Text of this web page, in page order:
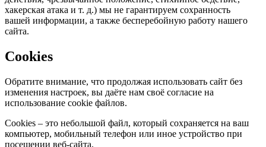
хакерская атака и т. д.) мы не гарантируем сохранность
вашей информации, а также бесперебойную работу нашего
сайта.
Cookies
Обратите внимание, что продолжая использовать сайт без
изменения настроек, вы даёте нам своё согласие на
использование cookie файлов.
Cookies – это небольшой файл, который сохраняется на ваш
компьютер, мобильный телефон или иное устройство при
посещении веб-сайта.